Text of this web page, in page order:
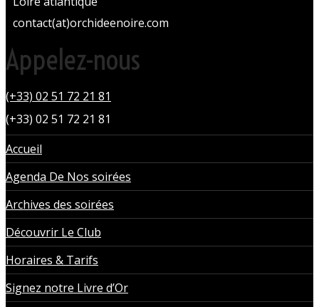
contact(at)orchideenoire.com
Appelez-nous
(+33) 02 51 72 21 81
(+33) 02 51 72 21 81
Accueil
Agenda De Nos soirées
Archives des soirées
Découvrir Le Club
Horaires & Tarifs
Signez notre Livre d’Or